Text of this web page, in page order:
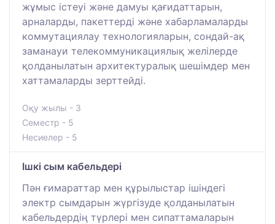
жұмыс істеуі және дамуы қағидаттарын,
арналарды, пакеттерді және хабарламаларды
коммутациялау технологияларын, сондай-ақ
заманауи телекоммуникациялық желілерде
қолданылатын архитектуралық шешімдер мен
хаттамаларды зерттейді.
Оқу жылы - 3
Семестр - 5
Несиелер - 5
Ішкі сым кабельдері
Пән ғимараттар мен құрылыстар ішіндегі
электр сымдарын жүргізуде қолданылатын
кабельдердің түрлері мен сипаттамаларын